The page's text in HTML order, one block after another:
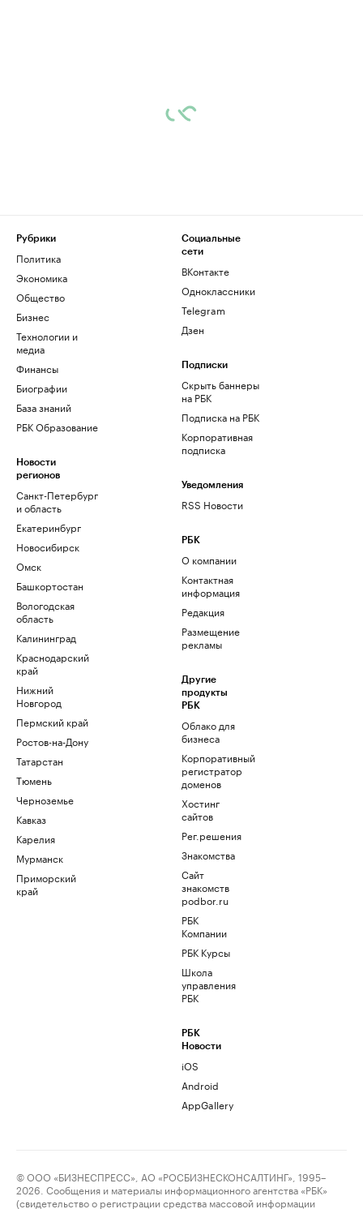
Рубрики
Политика
Экономика
Общество
Бизнес
Технологии и
медиа
Финансы
Биографии
База знаний
РБК Образование
Новости
регионов
Санкт-Петербург
и область
Екатеринбург
Новосибирск
Омск
Башкортостан
Вологодская
область
Калининград
Краснодарский
край
Нижний
Новгород
Пермский край
Ростов-на-Дону
Татарстан
Тюмень
Черноземье
Кавказ
Карелия
Мурманск
Приморский
край
Социальные
сети
ВКонтакте
Одноклассники
Telegram
Дзен
Подписки
Скрыть баннеры
на РБК
Подписка на РБК
Корпоративная
подписка
Уведомления
RSS Новости
РБК
О компании
Контактная
информация
Редакция
Размещение
рекламы
Другие
продукты
РБК
Облако для
бизнеса
Корпоративный
регистратор
доменов
Хостинг
сайтов
Рег.решения
Знакомства
Сайт
знакомств
podbor.ru
РБК
Компании
РБК Курсы
Школа
управления
РБК
РБК
Новости
iOS
Android
AppGallery
© ООО «БИЗНЕСПРЕСС», АО «РОСБИЗНЕСКОНСАЛТИНГ», 1995–
2026. Сообщения и материалы информационного агентства «РБК»
(свидетельство о регистрации средства массовой информации